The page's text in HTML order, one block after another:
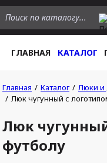
ГЛАВНАЯ КАТАЛОГ
Главная Каталог
Люки и
Люк чугунный с
Люк
футболу